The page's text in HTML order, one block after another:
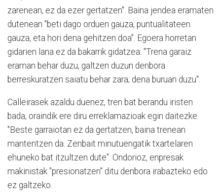
zarenean, ez da ezer gertatzen". Baina jendea eramaten
dutenean "beti dago orduen gauza, puntualitateen
gauza, eta hori dena gehitzen doa". Egoera horretan
gidarien lana ez da bakarrik gidatzea: "Trena garaiz
eraman behar duzu, galtzen duzun denbora
berreskuratzen saiatu behar zara; dena buruan duzu".
Calleirasek azaldu duenez, tren bat berandu iristen
bada, oraindik ere diru erreklamazioak egin daitezke.
"Beste garraiotan ez da gertatzen, baina trenean
mantentzen da. Zenbait minutuengatik txartelaren
ehuneko bat itzultzen dute". Ondorioz, enpresak
makinistak "presionatzen" ditu denbora irabazteko edo
ez galtzeko.